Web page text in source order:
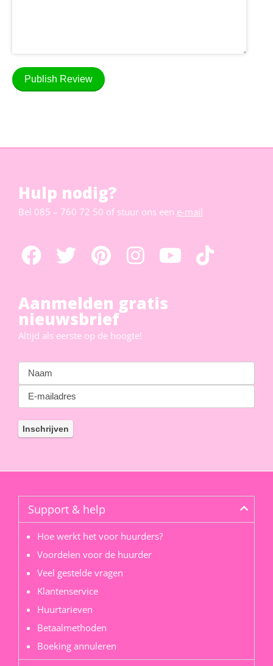
Publish Review
Hulp nodig?
Bel 085 – 760 72 50 of stuur ons een e-mail
Aanmelden gratis
nieuwsbrief
Altijd als eerste op de hoogte!
Support & help
Hoe werkt het voor huurders?
Voordelen voor de huurder
Veel gestelde vragen
Klantenservice
Huurtarieven
Betaalmethoden
Boeking annuleren